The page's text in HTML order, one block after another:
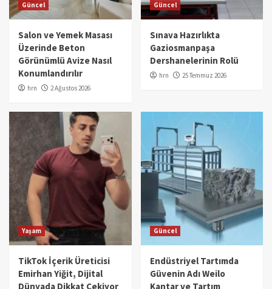
Güncel
Salon ve Yemek Masası
Üzerinde Beton
Görünümlü Avize Nasıl
Konumlandırılır
hrn 2 Ağustos 2026
Güncel
Sınava Hazırlıkta
Gaziosmanpaşa
Dershanelerinin Rolü
hrn 25 Temmuz 2026
Yaşam
TikTok İçerik Üreticisi
Emirhan Yiğit, Dijital
Dünyada Dikkat Çekiyor
Güncel
Endüstriyel Tartımda
Güvenin Adı Weilo
Kantar ve Tartım